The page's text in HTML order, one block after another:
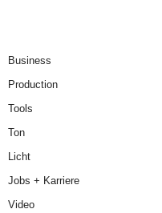
Business
Production
Tools
Ton
Licht
Jobs + Karriere
Video